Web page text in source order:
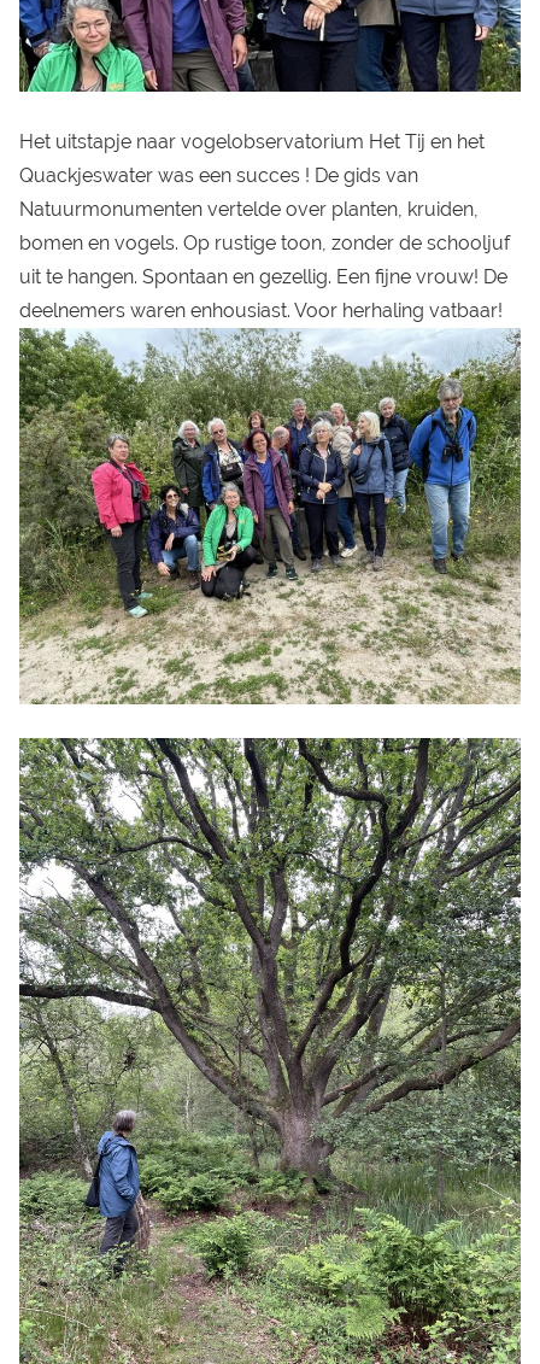
Het uitstapje naar vogelobservatorium Het Tij en het
Quackjeswater was een succes ! De gids van
Natuurmonumenten vertelde over planten, kruiden,
bomen en vogels. Op rustige toon, zonder de schooljuf
uit te hangen. Spontaan en gezellig. Een fijne vrouw! De
deelnemers waren enhousiast. Voor herhaling vatbaar!